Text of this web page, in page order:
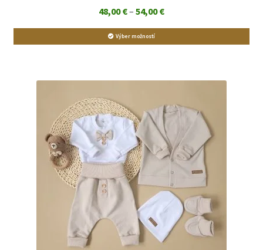
48,00€– 54,00€Price
range:
Výber možností